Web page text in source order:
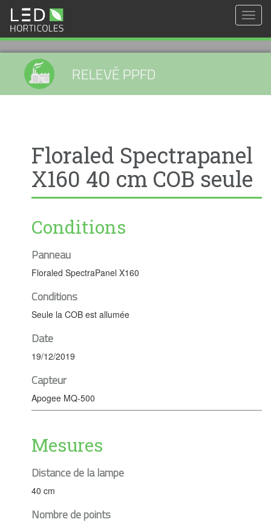
RELEVÉ PPFD
Floraled Spectrapanel
X160 40 cm COB seule
Conditions
Panneau
Floraled SpectraPanel X160
Conditions
Seule la COB est allumée
Date
19/12/2019
Capteur
Apogee MQ-500
Mesures
Distance de la lampe
40 cm
Nombre de points